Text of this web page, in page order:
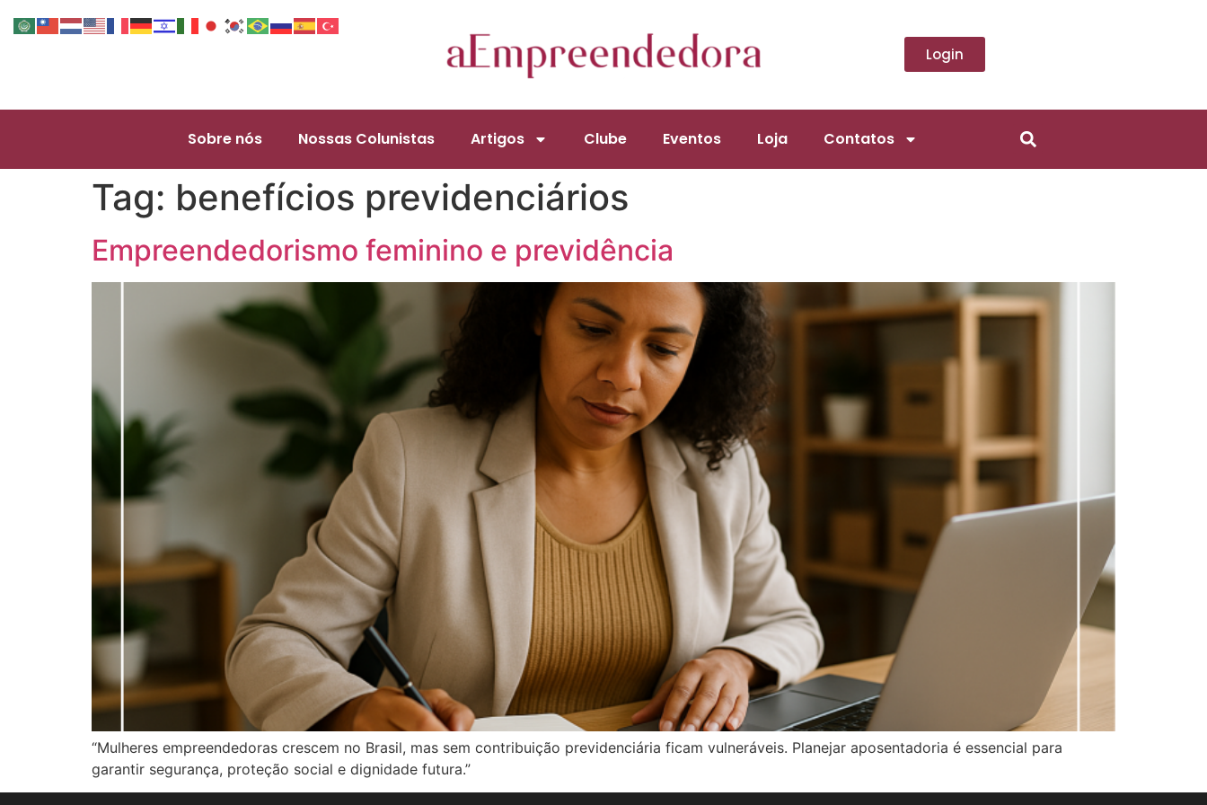
Login
Sobre nós Nossas Colunistas Artigos Clube Eventos Loja Contatos
Tag: benefícios previdenciários
Empreendedorismo feminino e previdência
“Mulheres empreendedoras crescem no Brasil, mas sem contribuição previdenciária ficam vulneráveis. Planejar aposentadoria é essencial para
garantir segurança, proteção social e dignidade futura.”